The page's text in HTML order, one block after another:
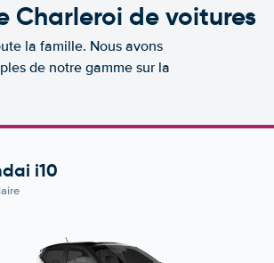
Charleroi de voitures
la famille. Nous avons
de notre gamme sur la
i10